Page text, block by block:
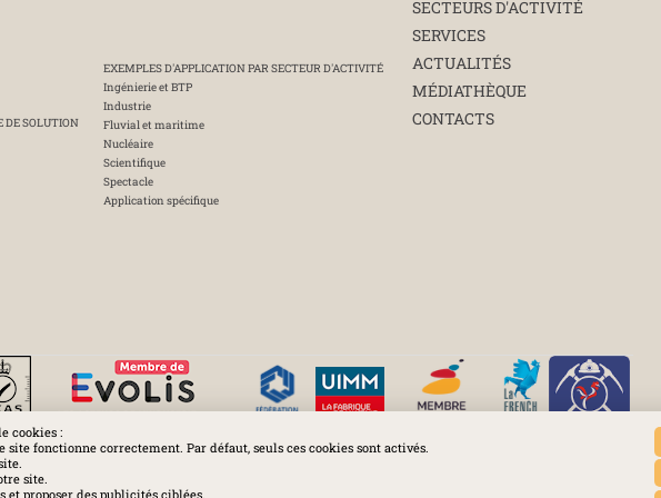
cookies :
site fonctionne correctement. Par défaut, seuls ces cookies sont activés.
site.
et proposer des publicités ciblées.
DE SOLUTION
EXEMPLES D'APPLICATION PAR SECTEUR D'ACTIVITÉ
Ingénierie et BTP
Industrie
Fluvial et maritime
Nucléaire
Scientifique
Spectacle
Application spécifique
SECTEURS D'ACTIVITÉ
SERVICES
ACTUALITÉS
MÉDIATHÈQUE
CONTACTS